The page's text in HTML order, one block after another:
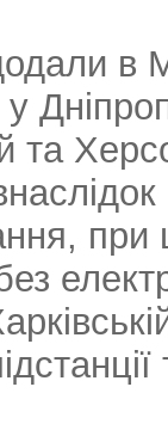
в
та
при